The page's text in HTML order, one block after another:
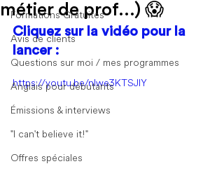
Formations Gratuites
Avis de clients
Questions sur moi / mes programmes
Anglais pour débutants
Émissions & interviews
"I can't believe it!"
Offres spéciales
métier de prof...) 😱
Cliquez sur la vidéo pour la
lancer :
https://youtu.be/nIwe3KTSJIY